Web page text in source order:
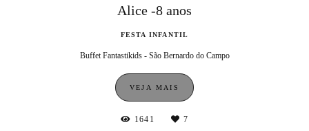
Alice -8 anos
FESTA INFANTIL
Buffet Fantastikids - São Bernardo do Campo
VEJA MAIS
1641 7